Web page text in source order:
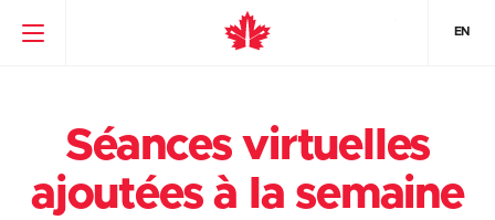
EN
Séances virtuelles
ajoutées à la semaine